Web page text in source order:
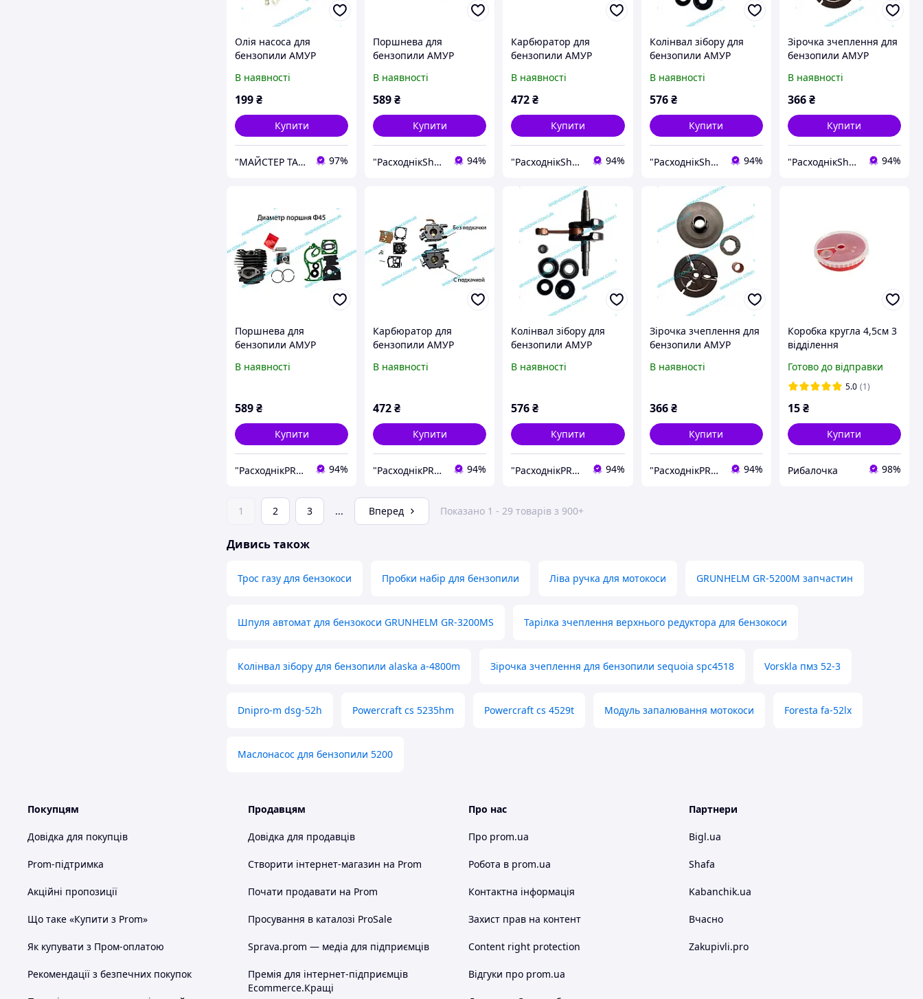
Олія насоса для
бензопили АМУР
В наявності
199₴
Купити
"МАЙСТЕР ТАРАС" інтернет магазин запчастин та комплектуючих 97%
Поршнева для
бензопили AМУР
В наявності
589₴
Купити
"РасходнікShop" інтернет магазин комплектуючих та запчастин 94%
Карбюратор для
бензопили АМУР
В наявності
472₴
Купити
"РасходнікShop" інтернет магазин комплектуючих та запчастин 94%
Колінвал зібору для
бензопили АМУР
В наявності
576 ₴
Купити
"РасходнікShop" інтернет магазин комплектуючих та запчастин 94%
Зірочка зчеплення для
бензопили АМУР
В наявності
366₴
Купити
"РасходнікShop" інтернет магазин комплектуючих та запчастин 94%
Поршнева для
бензопили AМУР
В наявності
589₴
Купити
"РасходнікPRO" магазин запчастин 94%
Карбюратор для
бензопили АМУР
В наявності
472₴
Купити
"РасходнікPRO" магазин запчастин 94%
Колінвал зібору для
бензопили АМУР
В наявності
576₴
Купити
"РасходнікPRO" магазин запчастин 94%
Зірочка зчеплення для
бензопили АМУР
В наявності
366 ₴
Купити
"РасходнікPRO" магазин запчастин 94%
Коробка кругла 4,5см 3
відділення
Готово до відправки
5.0 (1)
15₴
Купити
Рибалочка 98%
1 2 3 ... Вперед Показано 1 - 29 товарів з 900+
Дивись також
Трос газу для бензокоси Пробки набір для бензопили Ліва ручка для мотокоси GRUNHELM GR-5200M запчастин
Шпуля автомат для бензокоси GRUNHELM GR-3200MS Тарілка зчеплення верхнього редуктора для бензокоси
Колінвал зібору для бензопили alaska a-4800m Зірочка зчеплення для бензопили sequoia spc4518 Vorskla пмз 52-3
Dnipro-m dsg-52h Powercraft cs 5235hm Powercraft cs 4529t Модуль запалювання мотокоси Foresta fa-52lx
Маслонасос для бензопили 5200
Покупцям
Довідка для покупців
Prom-підтримка
Акційні пропозиції
Що таке «Купити з Prom»
Як купувати з Пром-оплатою
Рекомендації з безпечних покупок
Продавцям
Довідка для продавців
Створити інтернет-магазин на Prom
Почати продавати на Prom
Просування в каталозі ProSale
Sprava.prom — медіа для підприємців
Премія для інтернет-підприємців
Ecommerce.Кращі
Про нас
Про prom.ua
Робота в prom.ua
Контактна інформація
Захист прав на контент
Content right protection
Відгуки про prom.ua
Партнери
Bigl.ua
Shafa
Kabanchik.ua
Вчасно
Zakupivli.pro